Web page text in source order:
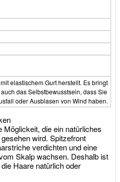
elastischem Gurt herstellt. Es bringt
das Selbstbewusstsein, dass Sie
oder Ausblasen von Wind haben.
die ein natürliches
wird. Spitzefront
verdichten und eine
Skalp wachsen. Deshalb ist
Haare natürlich oder